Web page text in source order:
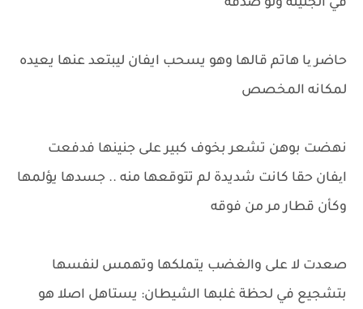
في الجنينة ولو صدقة
حاضر یا هاتم قالها وهو يسحب ايفان ليبتعد عنها يعيده
لمكانه المخصص
نهضت بوهن تشعر بخوف كبير على جنينها فدفعت
ایفان حقا كانت شديدة لم تتوقعها منه .. جسدها يؤلمها
وكأن قطار مر من فوقه
صعدت لا على والغضب يتملكها وتهمس لنفسها
بتشجيع في لحظة غلبها الشيطان: يستاهل اصلا هو